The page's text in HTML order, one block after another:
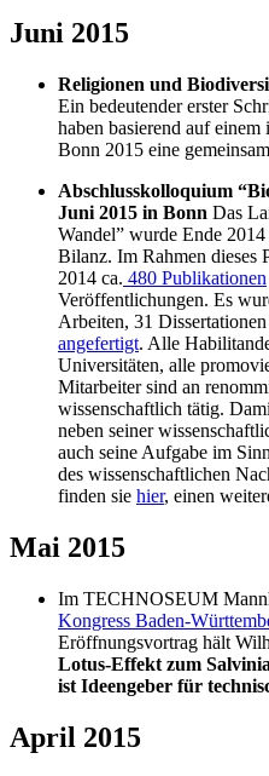
Juni 2015
Religionen und
Ein bedeutender erster
haben basierend auf einem
Bonn 2015 eine
Abschlusskolloquium
Juni 2015 in Bonn Das
Wandel” wurde Ende
Bilanz. Im Rahmen dieses
2014 ca. 480 Publikationen
Veröffentlichungen. Es
Arbeiten, 31
angefertigt. Alle
Universitäten, alle
Mitarbeiter sind an
wissenschaftlich tätig.
neben seiner
auch seine Aufgabe im
des wissenschaftlichen
finden sie hier, einen
Mai 2015
Im TECHNOSEUM
Kongress Baden-
Eröffnungsvortrag hält
Lotus-Effekt zum
ist Ideengeber für
April 2015